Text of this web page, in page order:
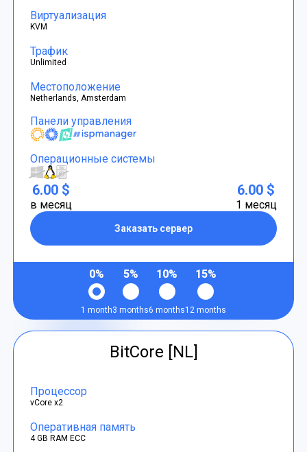
Виртуализация
KVM
Трафик
Unlimited
Местоположение
Netherlands, Amsterdam
Панели управления
Операционные системы
6.00 $
в месяц
Заказать сервер
6.00 $
1 месяц
0%
1 month
5%
3 months
10%
6 months
15%
12 months
BitCore [NL]
Процессор
vCore x2
Оперативная память
4 GB RAM ECC